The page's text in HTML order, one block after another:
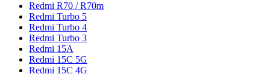
Redmi R70 / R70m
Redmi Turbo 5
Redmi Turbo 4
Redmi Turbo 3
Redmi 15A
Redmi 15C 5G
Redmi 15C 4G